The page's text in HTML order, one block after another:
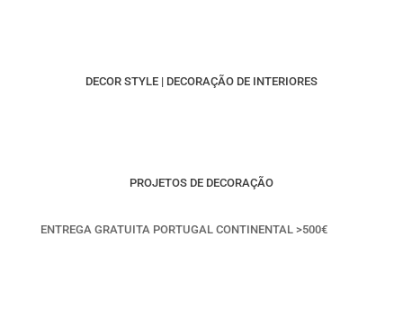
DECOR STYLE | DECORAÇÃO DE INTERIORES
PROJETOS DE DECORAÇÃO
ENTREGA GRATUITA PORTUGAL CONTINENTAL >500€